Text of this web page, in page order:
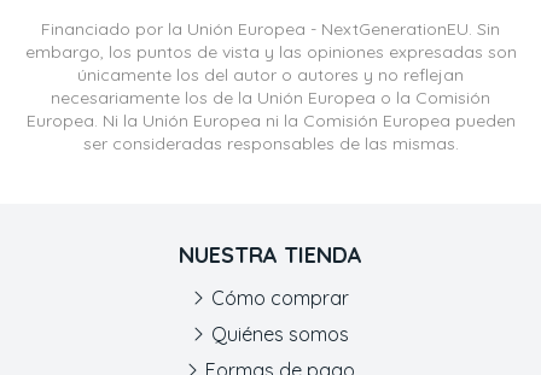
Financiado por la Unión Europea - NextGenerationEU. Sin
embargo, los puntos de vista y las opiniones expresadas son
únicamente los del autor o autores y no reflejan
necesariamente los de la Unión Europea o la Comisión
Europea. Ni la Unión Europea ni la Comisión Europea pueden
ser consideradas responsables de las mismas.
NUESTRA TIENDA
Cómo comprar
Quiénes somos